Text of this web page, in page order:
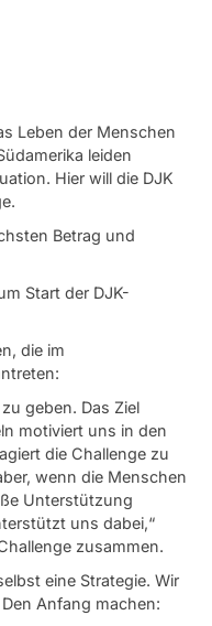
Leben der Menschen
leiden
Hier will die DJK
Betrag und
Start der DJK-
die im
geben. Das Ziel
motiviert uns in den
die Challenge zu
wenn die Menschen
Unterstützung
uns dabei,“
zusammen.
eine Strategie. Wir
Anfang machen: